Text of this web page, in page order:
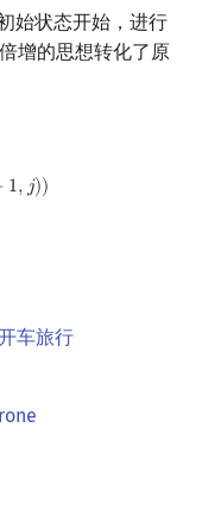
始状态开始，进行
增的思想转化了原
1,𝑗))
)
车旅行